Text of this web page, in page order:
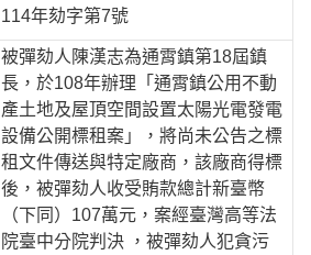
114年劾字第7號
被彈劾人陳漢志為通霄鎮第18屆鎮
長，於108年辦理「通霄鎮公用不動
產土地及屋頂空間設置太陽光電發電
設備公開標租案」，將尚未公告之標
租文件傳送與特定廠商，該廠商得標
後，被彈劾人收受賄款總計新臺幣
（下同）107萬元，案經臺灣高等法
院臺中分院判決 ，被彈劾人犯貪污